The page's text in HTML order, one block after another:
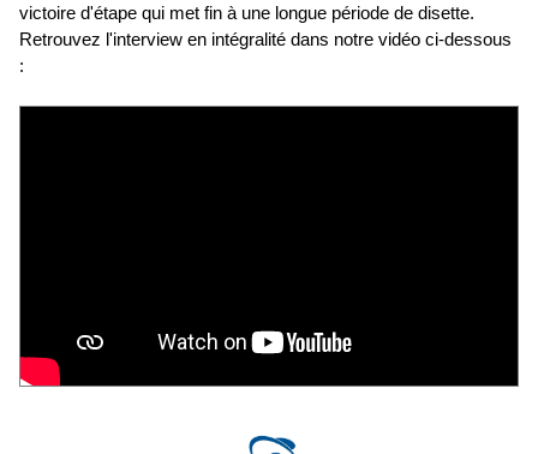
victoire d'étape qui met fin à une longue période de disette.
Retrouvez l'interview en intégralité dans notre vidéo ci-dessous
: